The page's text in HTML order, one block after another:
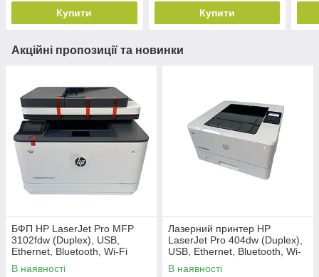
Купити Купити
Акційні пропозиції та новинки
БФП HP LaserJet Pro MFP
3102fdw (Duplex), USB,
Ethernet, Bluetooth, Wi-Fi
В наявності
Лазерний принтер HP
LaserJet Pro 404dw (Duplex),
USB, Ethernet, Bluetooth, Wi-
Fi
В наявності